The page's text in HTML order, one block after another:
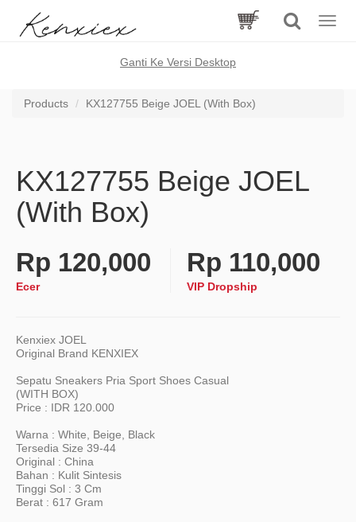
Toggle
Ganti Ke Versi Desktop
Products KX127755 Beige JOEL (With Box)
KX127755 Beige JOEL
(With Box)
Rp 120,000
Ecer
Rp 110,000
VIP Dropship
Kenxiex JOEL
Original Brand KENXIEX
Sepatu Sneakers Pria Sport Shoes Casual
(WITH BOX)
Price : IDR 120.000
Warna : White, Beige, Black
Tersedia Size 39-44
Original : China
Bahan : Kulit Sintesis
Tinggi Sol : 3 Cm
Berat : 617 Gram